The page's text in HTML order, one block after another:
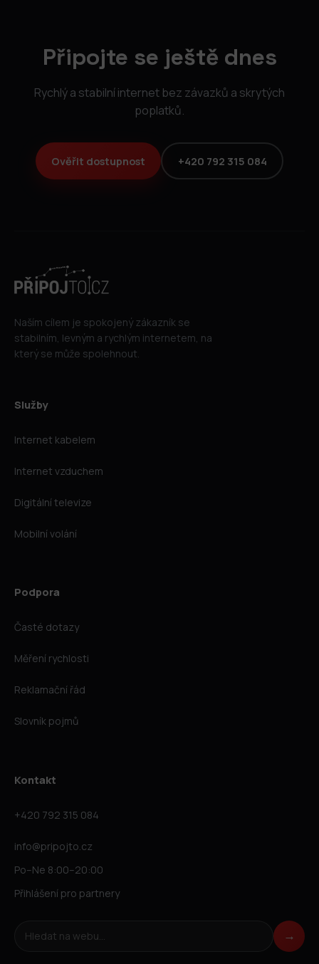
Připojte se ještě dnes
Rychlý a stabilní internet bez závazků a skrytých
poplatků.
Ověřit dostupnost +420 792 315 084
Naším cílem je spokojený zákazník se
stabilním, levným a rychlým internetem, na
který se může spolehnout.
Služby
Internet kabelem
Internet vzduchem
Digitální televize
Mobilní volání
Podpora
Časté dotazy
Měření rychlosti
Reklamační řád
Slovník pojmů
Kontakt
+420 792 315 084
info@pripojto.cz
Po–Ne 8:00–20:00
Přihlášení pro partnery
Hledat na webu →